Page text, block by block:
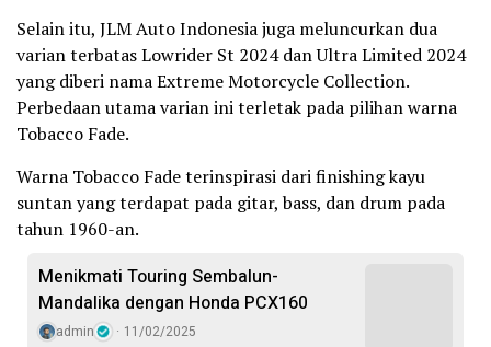
Selain itu, JLM Auto Indonesia juga meluncurkan dua
varian terbatas Lowrider St 2024 dan Ultra Limited 2024
yang diberi nama Extreme Motorcycle Collection.
Perbedaan utama varian ini terletak pada pilihan warna
Tobacco Fade.
Warna Tobacco Fade terinspirasi dari finishing kayu
suntan yang terdapat pada gitar, bass, dan drum pada
tahun 1960-an.
Menikmati Touring Sembalun-
Mandalika dengan Honda PCX160
admin 11/02/2025